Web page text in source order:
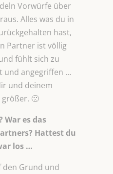
Vorwürfe über
Alles was du in
hast,
Partner ist völlig
fühlt sich zu
und angegriffen …
und deinem
🙁
War es das
Hattest du
los …
den Grund und